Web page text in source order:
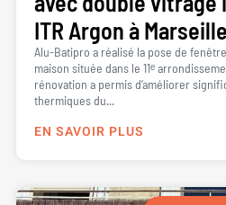
ITR Argon à Marseille
Alu-Batipro a réalisé la pose de
maison située dans le 11ᵉ
rénovation a permis d’améliorer
thermiques du...
EN SAVOIR PLUS